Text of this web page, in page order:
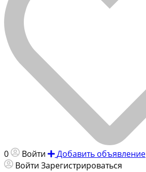
0 Войти
Добавить объявление
Войти Зарегистрироваться